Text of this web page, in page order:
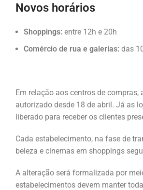
Novos horários
Shoppings: entre 12h e 20h
Comércio de rua e galerias: das
Em relação aos centros de
autorizado desde 18 de abril. Já as
liberado para receber os clientes
Cada estabelecimento, na fase de
beleza e cinemas em shoppings
A alteração será formalizada por
estabelecimentos devem manter